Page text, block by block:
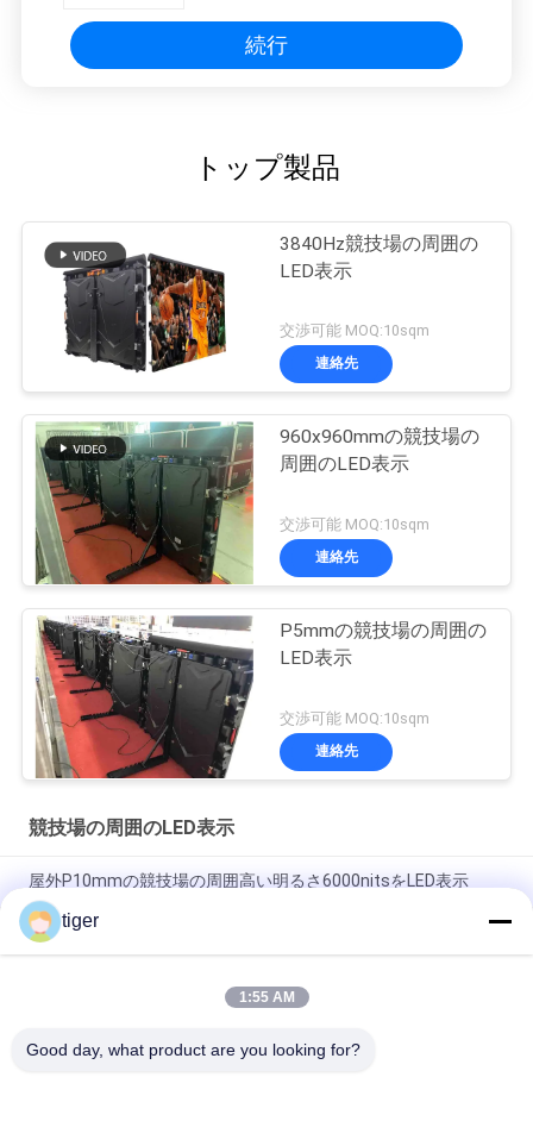
続行
トップ製品
3840Hz競技場の周囲の
LED表示
交渉可能 MOQ:10sqm
連絡先
960x960mmの競技場の
周囲のLED表示
交渉可能 MOQ:10sqm
連絡先
P5mmの競技場の周囲の
LED表示
交渉可能 MOQ:10sqm
連絡先
競技場の周囲のLED表示
屋外P10mmの競技場の周囲高い明るさ6000nitsをLED表示
SMD3528 P10屋外のLED表示6000nits高い明るさLEDスクリー
ン
フットボールP10mmの競技場の周囲6000nits高い明るさをLED
tiger
1:55 AM
Good day, what product are you looking for?